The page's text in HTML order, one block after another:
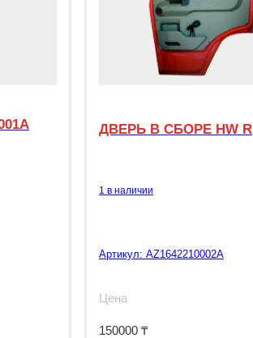
ДВЕРЬ В СБОРЕ HW R
1 в наличии
Артикул: AZ1642210002A
Цена
150000 ₸